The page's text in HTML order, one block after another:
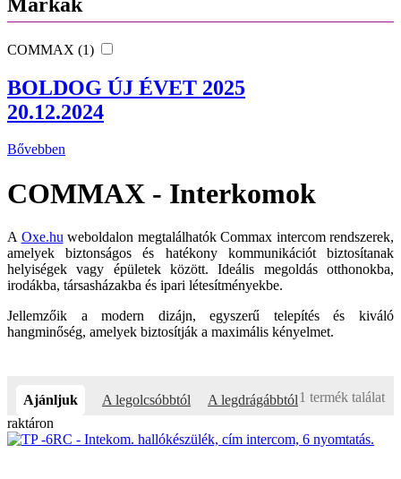
COMMAX (1)
BOLDOG ÚJ ÉVET 2025
20.12.2024
Bővebben
COMMAX - Interkomok
A Oxe.hu weboldalon megtalálhatók Commax intercom rendszerek,
amelyek biztonságos és hatékony kommunikációt biztosítanak
helyiségek vagy épületek között. Ideális megoldás otthonokba,
irodákba, társasházakba és ipari létesítményekbe.
Jellemzőik a modern dizájn, egyszerű telepítés és kiváló
hangminőség, amelyek biztosítják a maximális kényelmet.
Ajánljuk A legolcsóbbtól A legdrágábbtól1 termék találat
raktáron